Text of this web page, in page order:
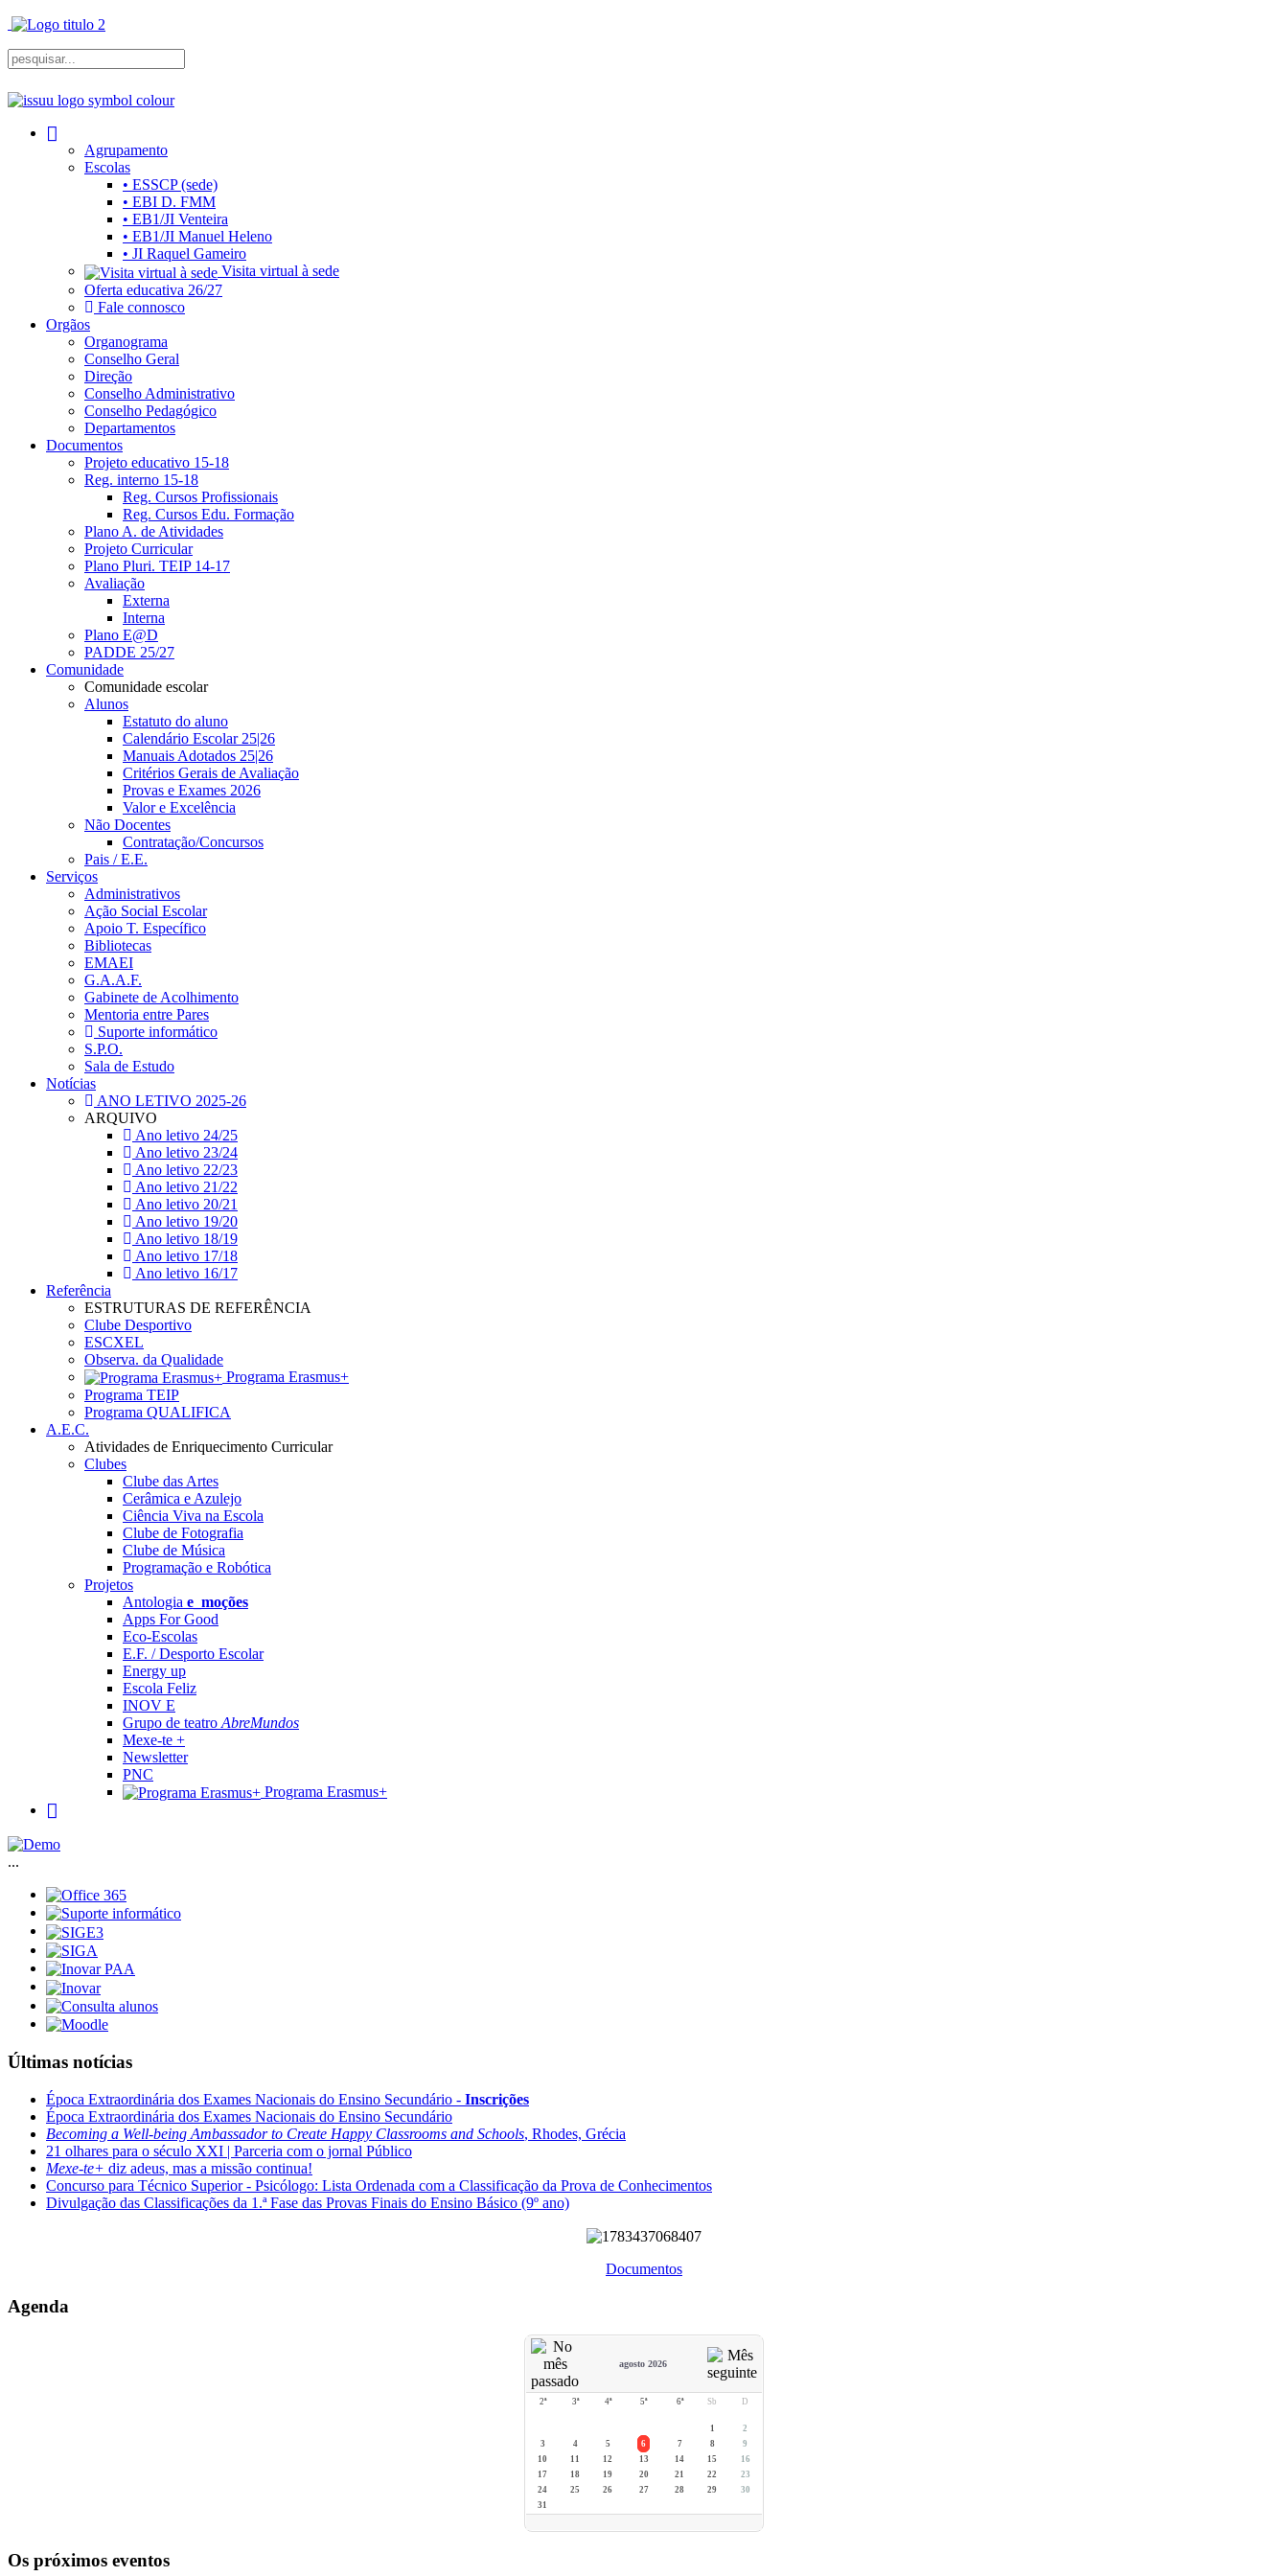
Agrupamento
Escolas
• ESSCP (sede)
• EBI D. FMM
• EB1/JI Venteira
• EB1/JI Manuel Heleno
• JI Raquel Gameiro
Visita virtual à sede
Oferta educativa 26/27
Fale connosco
Orgãos
Organograma
Conselho Geral
Direção
Conselho Administrativo
Conselho Pedagógico
Departamentos
Documentos
Projeto educativo 15-18
Reg. interno 15-18
Reg. Cursos Profissionais
Reg. Cursos Edu. Formação
Plano A. de Atividades
Projeto Curricular
Plano Pluri. TEIP 14-17
Avaliação
Externa
Interna
Plano E@D
PADDE 25/27
Comunidade
Comunidade escolar
Alunos
Estatuto do aluno
Calendário Escolar 25|26
Manuais Adotados 25|26
Critérios Gerais de Avaliação
Provas e Exames 2026
Valor e Excelência
Não Docentes
Contratação/Concursos
Pais / E.E.
Serviços
Administrativos
Ação Social Escolar
Apoio T. Específico
Bibliotecas
EMAEI
G.A.A.F.
Gabinete de Acolhimento
Mentoria entre Pares
Suporte informático
S.P.O.
Sala de Estudo
Notícias
ANO LETIVO 2025-26
ARQUIVO
Ano letivo 24/25
Ano letivo 23/24
Ano letivo 22/23
Ano letivo 21/22
Ano letivo 20/21
Ano letivo 19/20
Ano letivo 18/19
Ano letivo 17/18
Ano letivo 16/17
Referência
ESTRUTURAS DE REFERÊNCIA
Clube Desportivo
ESCXEL
Observa. da Qualidade
Programa Erasmus+
Programa TEIP
Programa QUALIFICA
A.E.C.
Atividades de Enriquecimento Curricular
Clubes
Clube das Artes
Cerâmica e Azulejo
Ciência Viva na Escola
Clube de Fotografia
Clube de Música
Programação e Robótica
Projetos
Antologia e_moções
Apps For Good
Eco-Escolas
E.F. / Desporto Escolar
Energy up
Escola Feliz
INOV E
Grupo de teatro AbreMundos
Mexe-te +
Newsletter
PNC
Programa Erasmus+
...
Últimas notícias
Época Extraordinária dos Exames Nacionais do Ensino Secundário - Inscrições
Época Extraordinária dos Exames Nacionais do Ensino Secundário
Becoming a Well-being Ambassador to Create Happy Classrooms and Schools, Rhodes, Grécia
21 olhares para o século XXI | Parceria com o jornal Público
Mexe-te+ diz adeus, mas a missão continua!
Concurso para Técnico Superior - Psicólogo: Lista Ordenada com a Classificação da Prova de Conhecimentos
Divulgação das Classificações da 1.ª Fase das Provas Finais do Ensino Básico (9º ano)
Documentos
Agenda
agosto 2026
2ª 3ª 4ª 5ª 6ª Sb D
1
2
3
4 5 6 7 8
9
10
11 12 13 14 15
16
17
18 19 20 21 22
23
24
25 26 27 28 29
30
31
Os próximos eventos